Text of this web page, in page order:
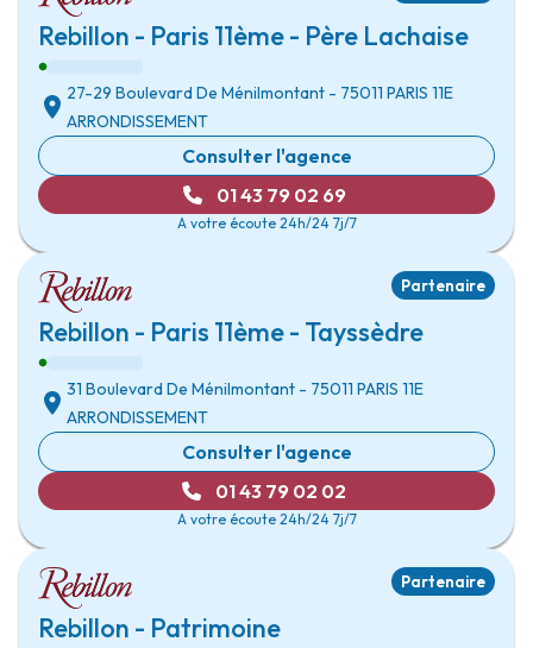
Rebillon - Paris 11ème - Père Lachaise
27-29 Boulevard De Ménilmontant - 75011 PARIS 11E
ARRONDISSEMENT
Consulter l'agence
01 43 79 02 69
A votre écoute 24h/24 7j/7
Partenaire
Rebillon - Paris 11ème - Tayssèdre
31 Boulevard De Ménilmontant - 75011 PARIS 11E
ARRONDISSEMENT
Consulter l'agence
01 43 79 02 02
A votre écoute 24h/24 7j/7
Partenaire
Rebillon - Patrimoine